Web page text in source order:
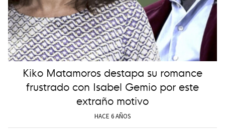
Kiko Matamoros destapa su romance
frustrado con Isabel Gemio por este
extraño motivo
HACE 6 AÑOS